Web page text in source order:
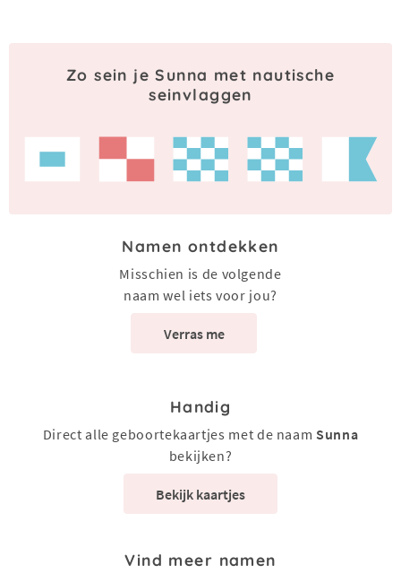
Zo sein je Sunna met nautische
seinvlaggen
Namen ontdekken
Misschien is de volgende
naam wel iets voor jou?
Verras me
Handig
Direct alle geboortekaartjes met de naam Sunna
bekijken?
Bekijk kaartjes
Vind meer namen